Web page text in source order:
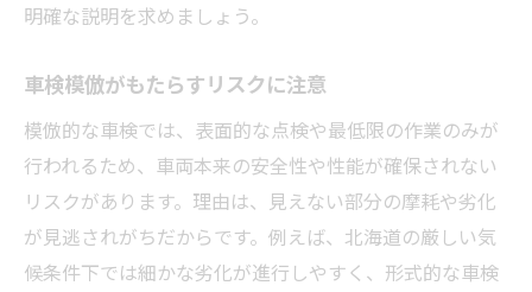
明確な説明を求めましょう。
車検模倣がもたらすリスクに注意
模倣的な車検では、表面的な点検や最低限の作業のみが
行われるため、車両本来の安全性や性能が確保されない
リスクがあります。理由は、見えない部分の摩耗や劣化
が見逃されがちだからです。例えば、北海道の厳しい気
候条件下では細かな劣化が進行しやすく、形式的な車検